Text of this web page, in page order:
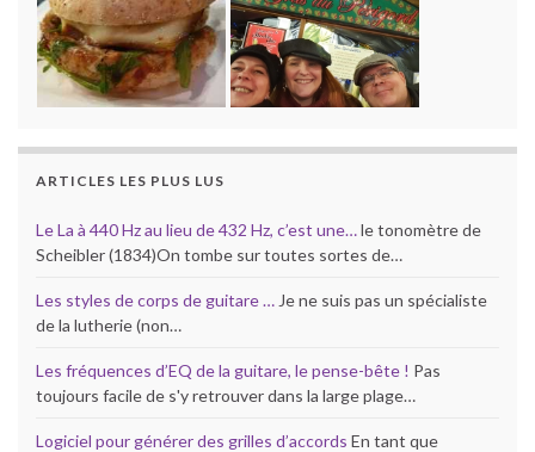
ARTICLES LES PLUS LUS
Le La à 440 Hz au lieu de 432 Hz, c’est une…le tonomètre de
Scheibler (1834)On tombe sur toutes sortes de…
Les styles de corps de guitare … Je ne suis pas un spécialiste
de la lutherie (non…
Les fréquences d’EQ de la guitare, le pense-bête ! Pas
toujours facile de s'y retrouver dans la large plage…
Logiciel pour générer des grilles d’accords En tant que